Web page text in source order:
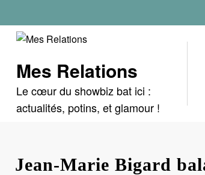
au
contenu
Mes Relations
Le cœur du showbiz bat ici :
actualités, potins, et glamour !
Jean-Marie Bigard